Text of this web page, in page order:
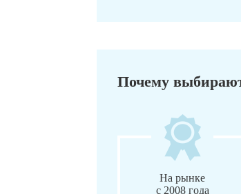
Почему
На рынке
с 2008 года